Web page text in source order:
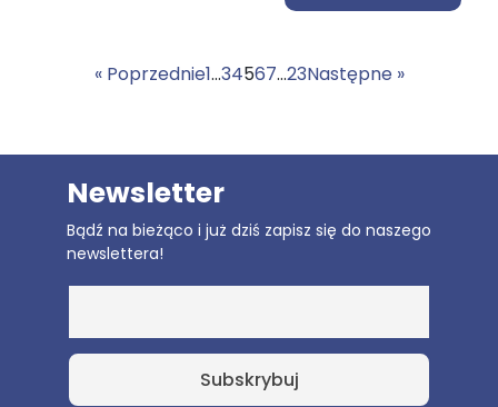
« Poprzednie1…34567…23Następne »
Newsletter
Bądź na bieżąco i już dziś zapisz się do naszego
newslettera!